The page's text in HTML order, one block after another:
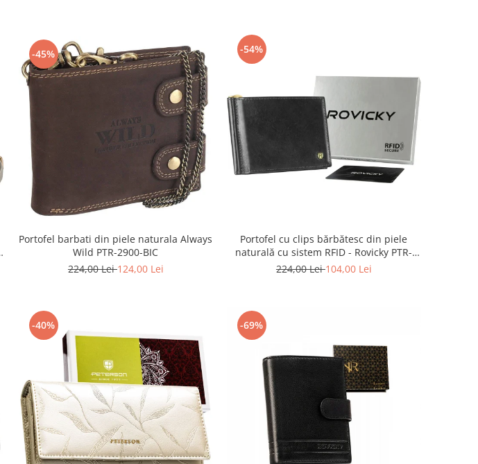
-45%
Portofel barbati din piele naturala Always
Wild PTR-2900-BIC
224,00 Lei124,00 Lei
-54%
Portofel cu clips bărbătesc din piele
naturală cu sistem RFID - Rovicky PTR-
N1908-RVT-9799 BLACK
224,00 Lei104,00 Lei
-40% -69%